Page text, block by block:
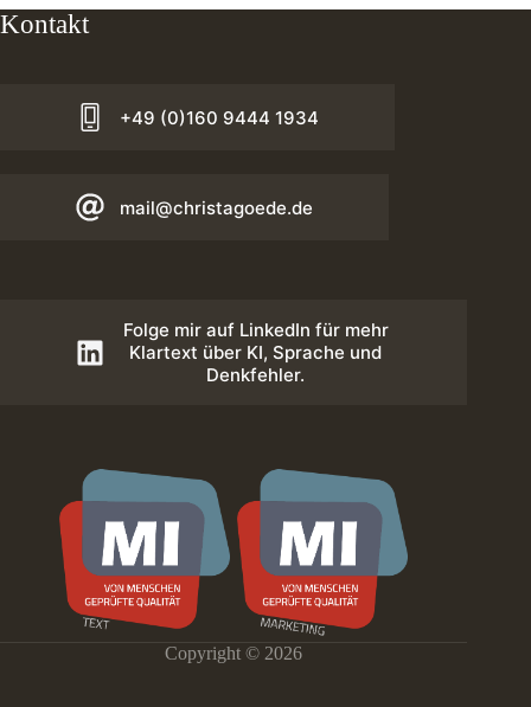
Kontakt
+49 (0)160 9444 1934
mail@christagoede.de
Folge mir auf LinkedIn für mehr
Klartext über KI, Sprache und
Denkfehler.
Copyright © 2026